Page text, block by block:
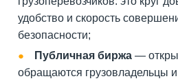
удобство и скорость
безопасности;
Публичная биржа —
обращаются грузовладельцы и